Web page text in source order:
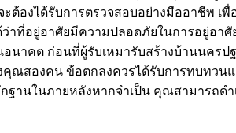
องได้รับการตรวจสอบอย่างมืออาชีพ เพื่
ที่อยู่อาศัยมีความปลอดภัยในการอยู่อา
นาคต ก่อนที่ผู้รับเหมารับสร้างบ้านนคร
คุณสองคน ข้อตกลงควรได้รับการทบทวน
านในภายหลังหากจำเป็น คุณสามารถด